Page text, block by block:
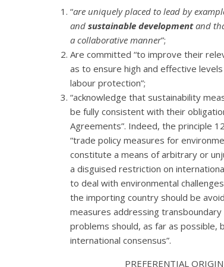
“are uniquely placed to lead by
and sustainable developmentand
a collaborative manner”;
Are committed “to improve their
as to ensure high and effective
labour protection”;
“acknowledge that sustainability
be fully consistent with their
Agreements”. Indeed, the principle
“trade policy measures for
constitute a means of arbitrary or
a disguised restriction on
to deal with environmental
the importing country should be
measures addressing
problems should, as far as possible,
international consensus”.
PREFERENTIAL ORIGIN